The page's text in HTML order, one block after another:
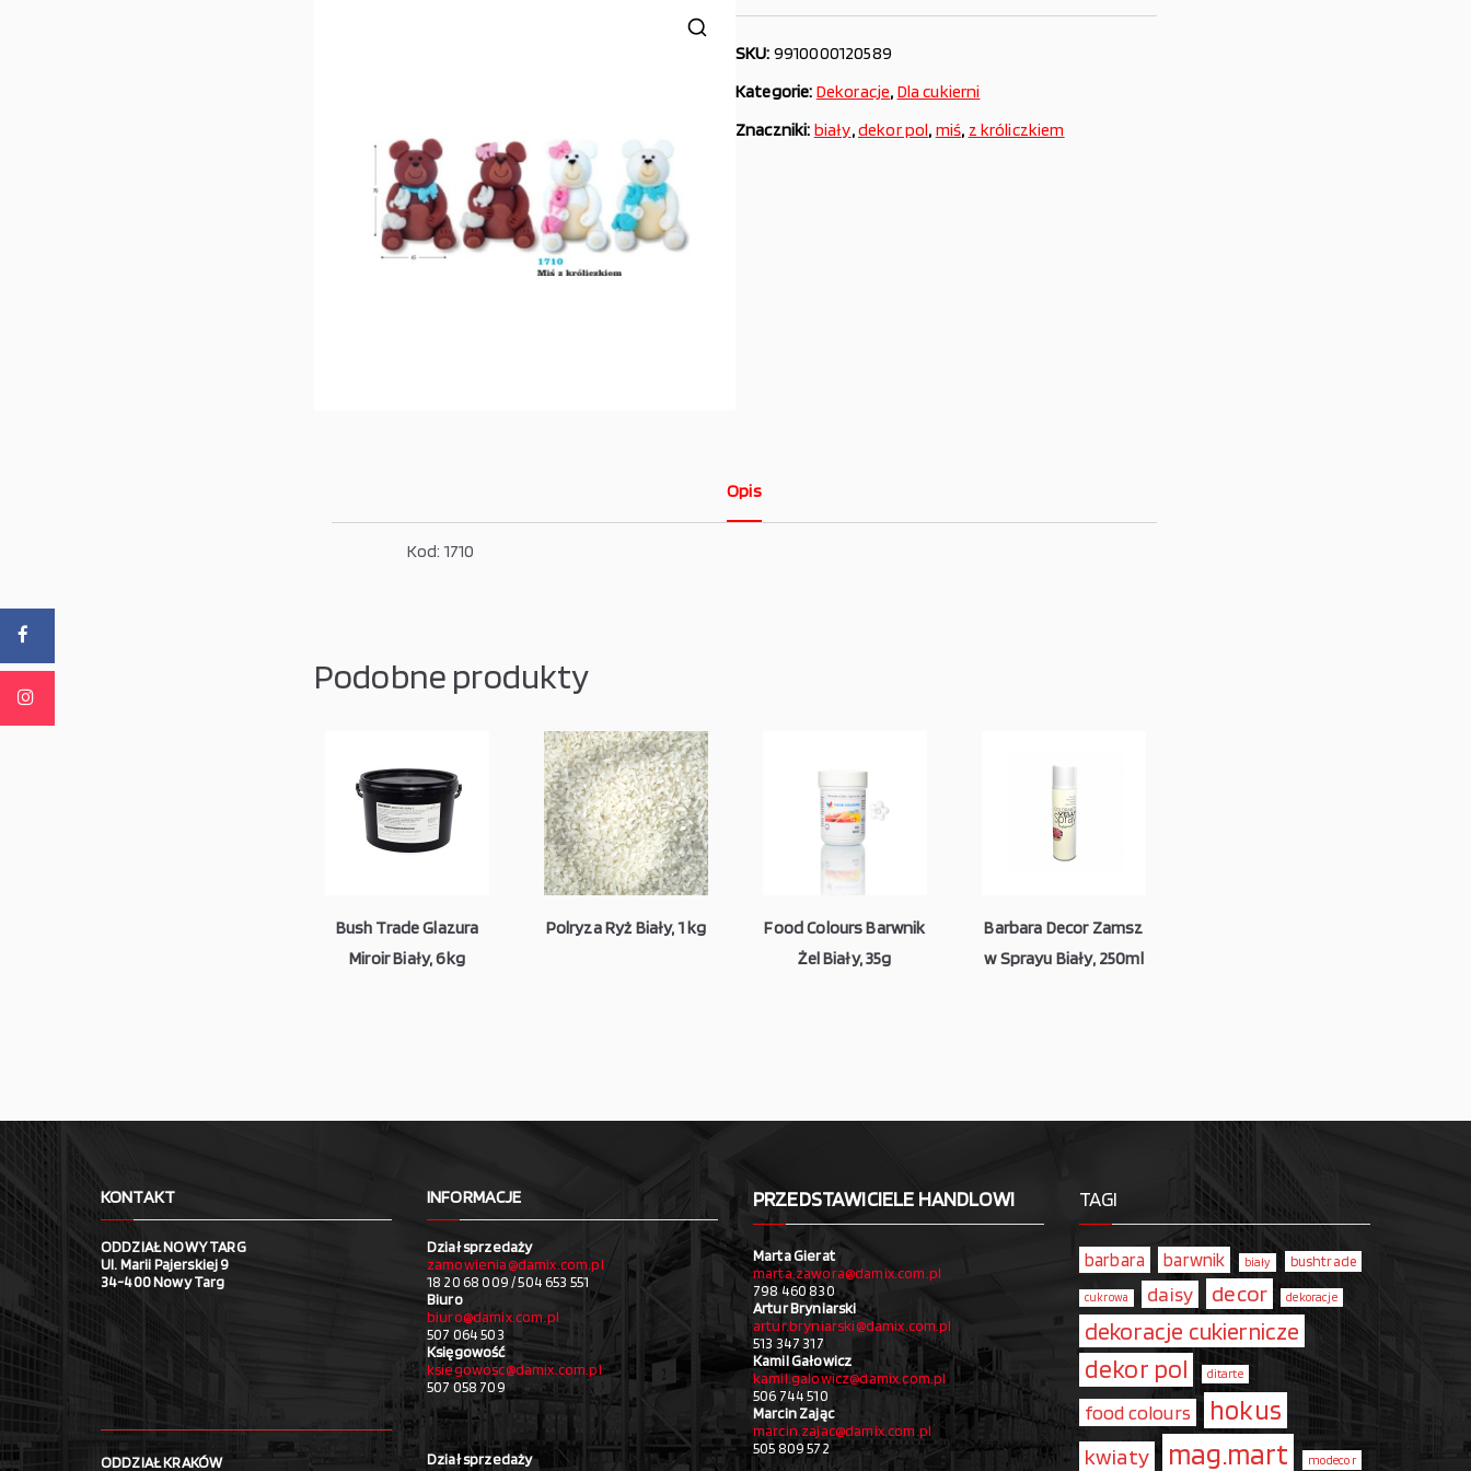
SKU: 9910000120589
Kategorie: Dekoracje, Dla cukierni
Znaczniki: biały,dekor pol, miś, z króliczkiem
Opis
Kod: 1710
Podobne produkty
Bush Trade Glazura
Miroir Biały, 6kg
Polryza Ryż Biały, 1 kg
Food Colours Barwnik
Żel Biały, 35g
Barbara Decor Zamsz
w Sprayu Biały, 250ml
KONTAKT
ODDZIAŁ NOWY TARG
Ul. Marii Pajerskiej 9
34-400 Nowy Targ
ODDZIAŁ KRAKÓW
INFORMACJE
Dział sprzedaży
zamowienia@damix.com.pl
18 20 68 009 / 504 653 551
Biuro
biuro@damix.com.pl
507 064 503
Księgowość
ksiegowosc@damix.com.pl
507 058 709
Dział sprzedaży
PRZEDSTAWICIELE HANDLOWI
Marta Gierat
marta.zawora@damix.com.pl
798 460 830
Artur Bryniarski
artur.bryniarski@damix.com.pl
513 347 317
Kamil Gałowicz
kamil.galowicz@damix.com.pl
506 744 510
Marcin Zając
marcin.zajac@damix.com.pl
505 809 572
TAGI
barbara barwnik biały bushtrade
cukrowa daisy decor dekoracje
dekoracje cukiernicze
dekor pol ditarte
food colours hokus
kwiaty mag.mart modecor